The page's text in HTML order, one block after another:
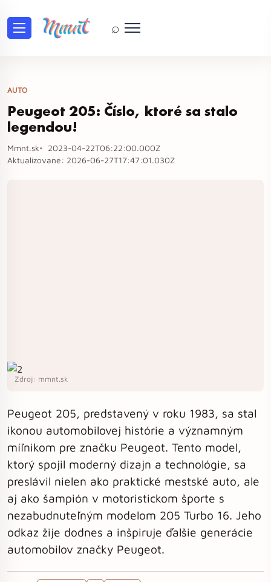
⌕
AUTO
Peugeot 205: Číslo, ktoré sa stalo
legendou!
Mmnt.sk
2023-04-22T06:22:00.000Z
Aktualizované: 2026-06-27T17:47:01.030Z
Zdroj: mmnt.sk
Peugeot 205, predstavený v roku 1983, sa stal
ikonou automobilovej histórie a významným
míľnikom pre značku Peugeot. Tento model,
ktorý spojil moderný dizajn a technológie, sa
preslávil nielen ako praktické mestské auto, ale
aj ako šampión v motoristickom športe s
nezabudnuteľným modelom 205 Turbo 16. Jeho
odkaz žije dodnes a inšpiruje ďalšie generácie
automobilov značky Peugeot.